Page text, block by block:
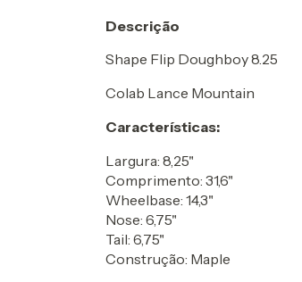
Descrição
Shape Flip Doughboy 8.25
Colab Lance Mountain
Características:
Largura: 8,25"
Comprimento: 31,6"
Wheelbase: 14,3"
Nose: 6,75"
Tail: 6,75"
Construção: Maple